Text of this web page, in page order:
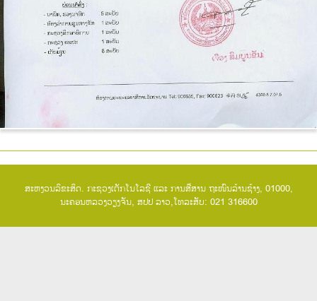
ສະຫງວນລິຂະສິດ. ກະຊວງເຕັກໂນໂລຊີ ແລະ ການສື່ສານ ຖະໜົນລ້ານຊ້າງ, 01000,
ນະຄອນຫລວງວຽງຈັນ, ສປປ ລາວ,ໂທລະສັບ: 021 316600